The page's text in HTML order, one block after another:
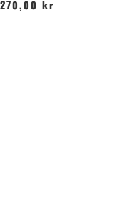
270,00 kr